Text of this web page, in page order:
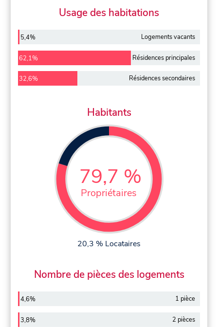
Usage des habitations
5,4% Logements vacants
62,1% Résidences principales
32,6% Résidences secondaires
Habitants
79,7 %
Propriétaires
20,3 % Locataires
Nombre de pièces des logements
4,6% 1 pièce
3,8% 2 pièces